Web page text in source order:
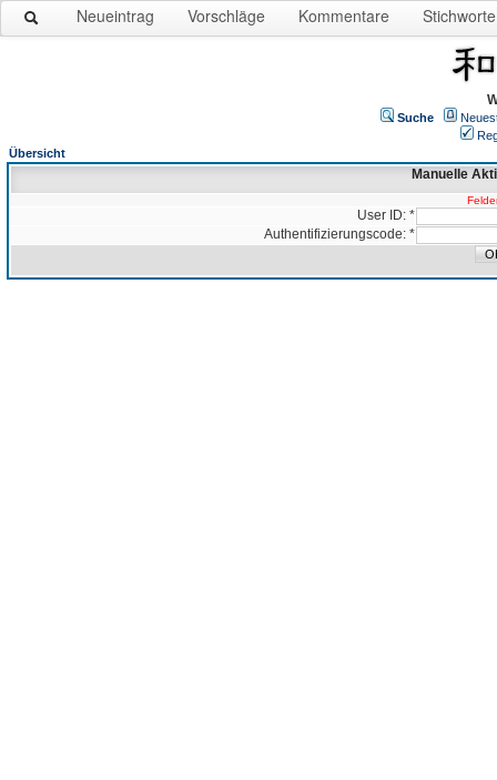
Neueintrag Vorschläge Kommentare Stichworte
Suche
Übersicht
Manuelle
User ID: *
Authentifizierungscode: *